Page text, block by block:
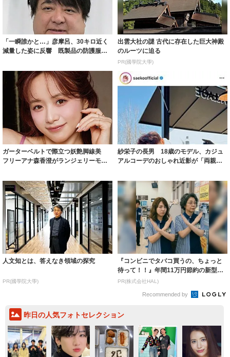
「一瞬誰かと…」彦摩呂、30キロ近く
減量した姿に反響 既製品の防護服が
出雲大社の謎 古代に存在した巨大神殿
のルーツに迫る
PR(國學院大學)
ガーターベルトで際立つ妖艶脚線美
フリーアナ森香澄がランジェリーモデ
紗栄子の長男 18歳のモデル、カジュ
アルコーデのおしゃれ近影が「両親の
人文知とは、答えなき領域の探究
PR(國學院大學)
『コンビニでタバコ買うの、ちょっと
待って！！』年間11万円節約の新型タ
バコ
PR(株式会社HAL)
Recommended by
昨日の人気フォトセレクション